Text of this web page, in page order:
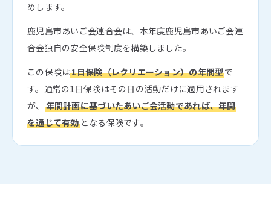
めします。
鹿児島市あいご会連合会は、本年度鹿児島市あいご会連
合会独自の安全保険制度を構築しました。
この保険は1日保険（レクリエーション）の年間型で
す。通常の1日保険はその日の活動だけに適用されます
が、 年間計画に基づいたあいご会活動であれば、年間
を通じて有効となる保険です。